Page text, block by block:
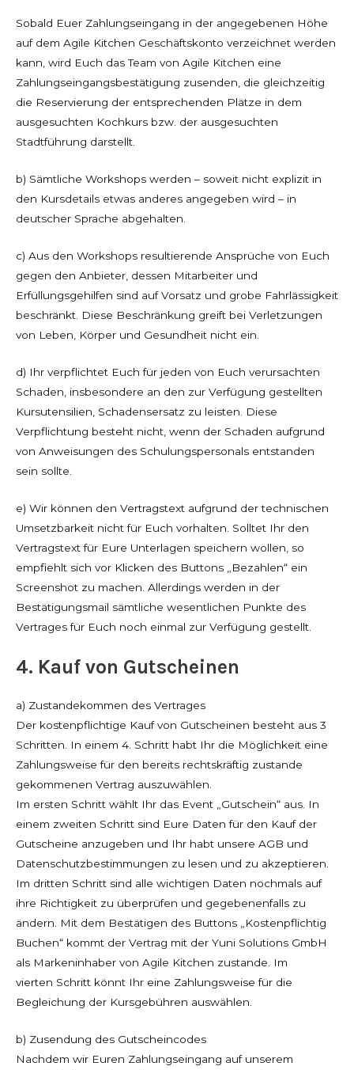
Sobald Euer Zahlungseingang in der angegebenen Höhe
auf dem Agile Kitchen Geschäftskonto verzeichnet werden
kann, wird Euch das Team von Agile Kitchen eine
Zahlungseingangsbestätigung zusenden, die gleichzeitig
die Reservierung der entsprechenden Plätze in dem
ausgesuchten Kochkurs bzw. der ausgesuchten
Stadtführung darstellt.
b) Sämtliche Workshops werden – soweit nicht explizit in
den Kursdetails etwas anderes angegeben wird – in
deutscher Sprache abgehalten.
c) Aus den Workshops resultierende Ansprüche von Euch
gegen den Anbieter, dessen Mitarbeiter und
Erfüllungsgehilfen sind auf Vorsatz und grobe Fahrlässigkeit
beschränkt. Diese Beschränkung greift bei Verletzungen
von Leben, Körper und Gesundheit nicht ein.
d) Ihr verpflichtet Euch für jeden von Euch verursachten
Schaden, insbesondere an den zur Verfügung gestellten
Kursutensilien, Schadensersatz zu leisten. Diese
Verpflichtung besteht nicht, wenn der Schaden aufgrund
von Anweisungen des Schulungspersonals entstanden
sein sollte.
e) Wir können den Vertragstext aufgrund der technischen
Umsetzbarkeit nicht für Euch vorhalten. Solltet Ihr den
Vertragstext für Eure Unterlagen speichern wollen, so
empfiehlt sich vor Klicken des Buttons „Bezahlen“ ein
Screenshot zu machen. Allerdings werden in der
Bestätigungsmail sämtliche wesentlichen Punkte des
Vertrages für Euch noch einmal zur Verfügung gestellt.
4. Kauf von Gutscheinen
a) Zustandekommen des Vertrages
Der kostenpflichtige Kauf von Gutscheinen besteht aus 3
Schritten. In einem 4. Schritt habt Ihr die Möglichkeit eine
Zahlungsweise für den bereits rechtskräftig zustande
gekommenen Vertrag auszuwählen.
Im ersten Schritt wählt Ihr das Event „Gutschein“ aus. In
einem zweiten Schritt sind Eure Daten für den Kauf der
Gutscheine anzugeben und Ihr habt unsere AGB und
Datenschutzbestimmungen zu lesen und zu akzeptieren.
Im dritten Schritt sind alle wichtigen Daten nochmals auf
ihre Richtigkeit zu überprüfen und gegebenenfalls zu
ändern. Mit dem Bestätigen des Buttons „Kostenpflichtig
Buchen“ kommt der Vertrag mit der Yuni Solutions GmbH
als Markeninhaber von Agile Kitchen zustande. Im
vierten Schritt könnt Ihr eine Zahlungsweise für die
Begleichung der Kursgebühren auswählen.
b) Zusendung des Gutscheincodes
Nachdem wir Euren Zahlungseingang auf unserem